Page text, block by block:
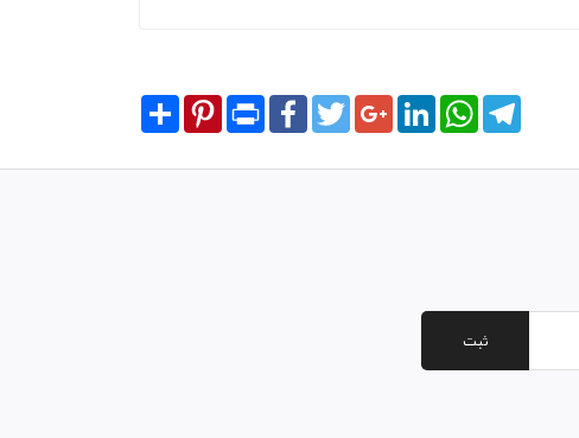
Share PinterestPrint FacebookTwitterGoogle+LinkedInWhatsApp
ثبت